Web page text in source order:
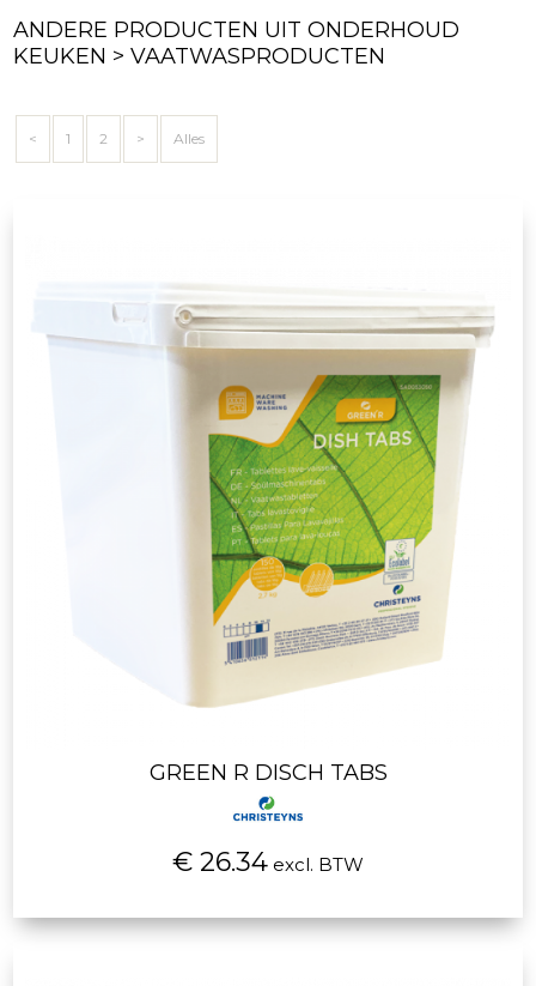
ANDERE PRODUCTEN UIT ONDERHOUD
KEUKEN > VAATWASPRODUCTEN
< 1 2 > Alles
GREEN R DISCH TABS
€ 26.34 excl. BTW